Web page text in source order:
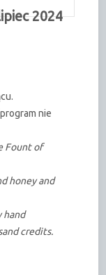
2024
nie
Fount of
honey and
hand
credits.